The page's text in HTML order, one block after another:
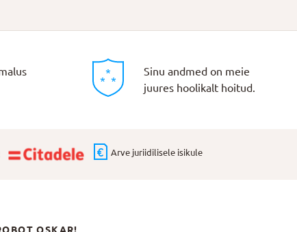
Sinu andmed on meie
juures hoolikalt hoitud.
Arve juriidilisele isikule
OSKAR!